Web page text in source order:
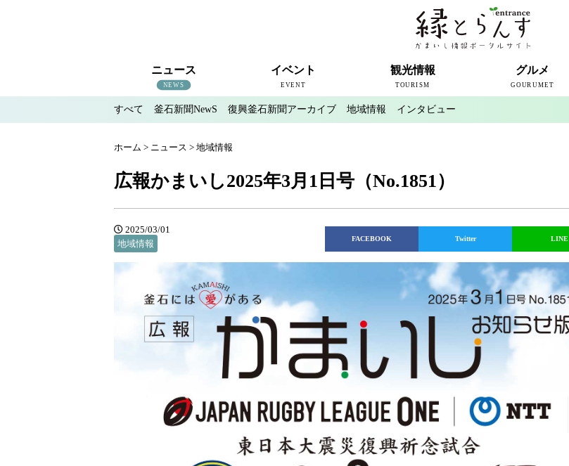
ニュース
NEWS
すべて
釜石新聞NewS
復興釜石新聞アーカイブ
地域情報
インタビュー
イベント
EVENT
釜石のイベント情報
観光情報
TOURISM
近代製鉄発祥の地
観光スポット
宿泊情報
釜石情報交流センター
魚河岸テラス
うのすまい・トモス
根浜シーサイド
SL銀河
三陸鉄道
グルメ
GOURUMET
すべて 釜石新聞NewS 復興釜石新聞アーカイブ 地域情報 インタビュー
ホーム > ニュース > 地域情報
広報かまいし2025年3月1日号（No.1851）
2025/03/01
地域情報
FACEBOOK Twitter LINE